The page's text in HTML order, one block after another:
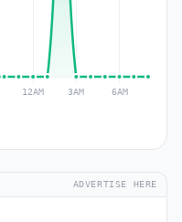
ADVERTISE HERE